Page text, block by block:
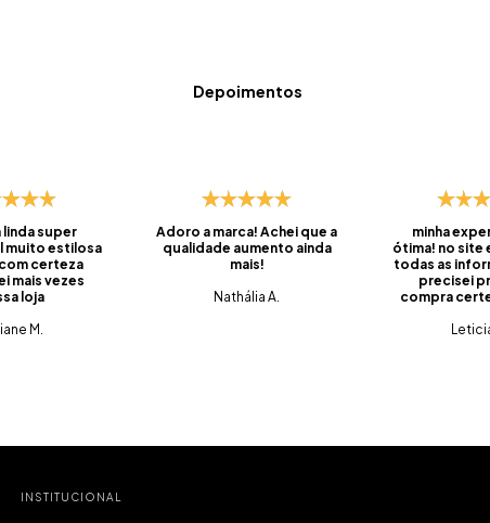
Depoimentos
linda super
muito estilosa
certeza
mais vezes
loja
M.
Adoro a marca! Achei que a
qualidade aumento ainda
mais!
Nathália A.
minha
ótima! no site
todas as
precisei
compra
do prazo,
tudo muito
compra e
INSTITUCIONAL